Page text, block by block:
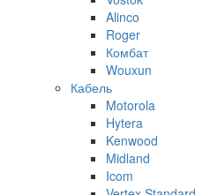
Alinco
Roger
Комбат
Wouxun
Кабель
Motorola
Hytera
Kenwood
Midland
Icom